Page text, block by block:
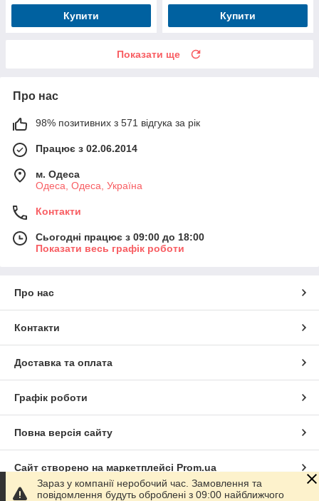
Купити Купити
Показати ще
Про нас
98% позитивних з 571 відгука за рік
Працює з 02.06.2014
м. Одеса
Одеса, Одеса, Україна
Контакти
Сьогодні працює з 09:00 до 18:00
Показати весь графік роботи
Про нас
Контакти
Доставка та оплата
Графік роботи
Повна версія сайту
Сайт створено на маркетплейсі Prom.ua
Зараз у компанії неробочий час. Замовлення та
повідомлення будуть оброблені з 09:00 найближчого